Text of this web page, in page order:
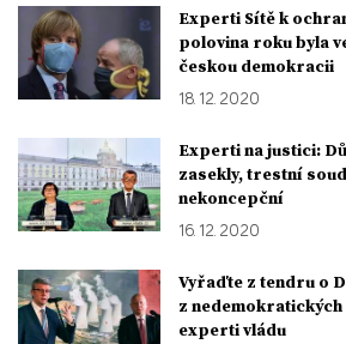
Experti Sítě k
polovina roku byla
českou demokracii
18. 12. 2020
Experti na justici:
zasekly, trestní
nekoncepční
16. 12. 2020
Vyřaďte z tendru o
z
experti vládu